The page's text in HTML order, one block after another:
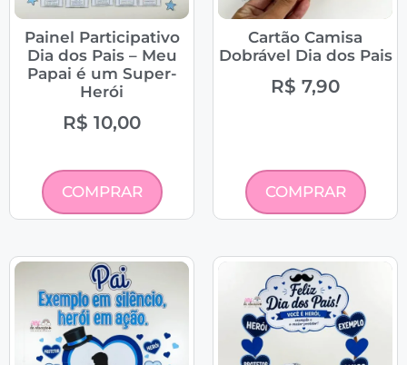
Painel Participativo
Dia dos Pais – Meu
Papai é um Super-
Herói
R$ 10,00
COMPRAR
Cartão Camisa
Dobrável Dia dos Pais
R$ 7,90
COMPRAR